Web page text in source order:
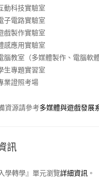
動科技實驗室
子電路實驗室
戲製作實驗室
感應用實驗室
腦教室（多媒體製作、電腦軟體
生專題實習室
業證照考場
資源請參考多媒體與遊戲發展
訊
學轉學』單元瀏覽詳細資訊 。